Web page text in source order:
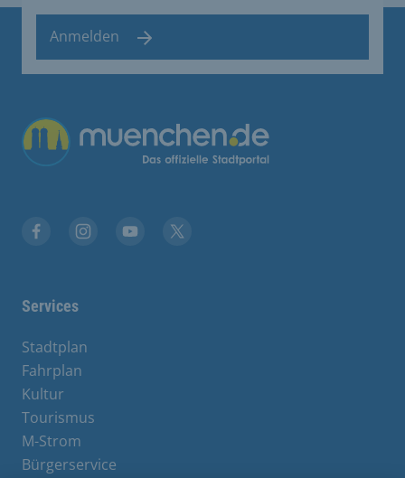
Anmelden
Services
Stadtplan
Fahrplan
Kultur
Tourismus
M-Strom
Bürgerservice